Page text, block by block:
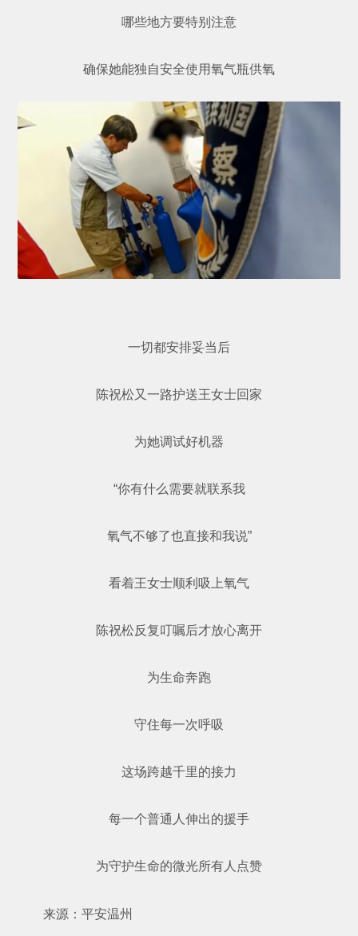
哪些地方要特别注意
确保她能独自安全使用氧气瓶供氧
一切都安排妥当后
陈祝松又一路护送王女士回家
为她调试好机器
“你有什么需要就联系我
氧气不够了也直接和我说”
看着王女士顺利吸上氧气
陈祝松反复叮嘱后才放心离开
为生命奔跑
守住每一次呼吸
这场跨越千里的接力
每一个普通人伸出的援手
为守护生命的微光所有人点赞
来源：平安温州